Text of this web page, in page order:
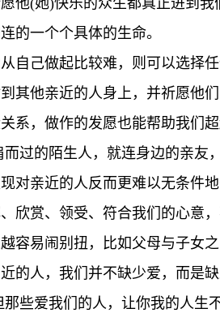
他(她)快乐的众生都真正进到
的一个个具体的生命。
自己做起比较难，则可以选择
其他亲近的人身上，并祈愿他
系，做作的发愿也能帮助我们
过的陌生人，就连身边的亲友
对亲近的人反而更难以无条件
欣赏、领受、符合我们的心意
容易闹别扭，比如父母与子女
的人，我们并不缺少爱，而是
些爱我们的人，让你我的人生